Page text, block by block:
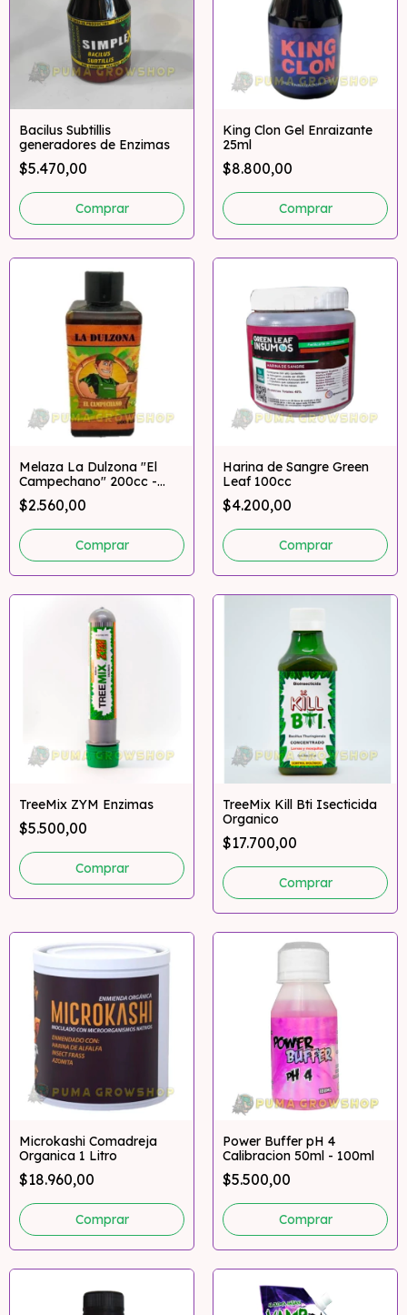
Bacilus Subtillis
generadores de Enzimas
$5.470,00
King Clon Gel Enraizante
25ml
$8.800,00
Melaza La Dulzona "El
Campechano" 200cc -
500cc
$2.560,00
Comprar
Harina de Sangre Green
Leaf 100cc
$4.200,00
TreeMix ZYM Enzimas
$5.500,00
Comprar
TreeMix Kill Bti Isecticida
Organico
$17.700,00
Microkashi Comadreja
Organica 1 Litro
$18.960,00
Power Buffer pH 4
Calibracion 50ml - 100ml
$5.500,00
Comprar